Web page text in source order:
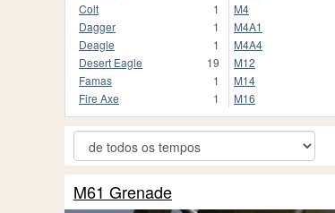
Colt
1
Dagger
1
Deagle
1
Desert Eagle
19
Famas
1
Fire Axe
1
M4
M4A1
M4A4
M12
M14
M16
M61 Grenade